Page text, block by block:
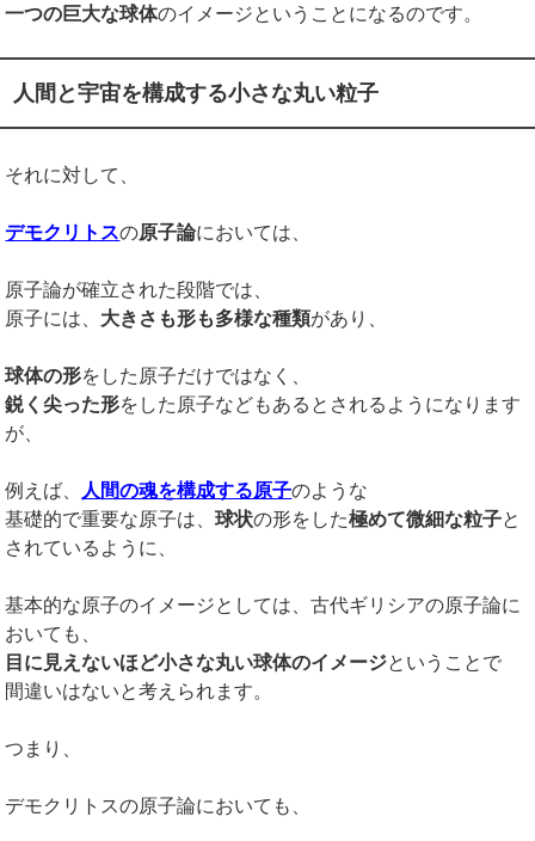
一つの巨大な球体のイメージということになるのです。
人間と宇宙を構成する小さな丸い粒子
それに対して、
デモクリトスの原子論においては、
原子論が確立された段階では、
原子には、 大きさも形も多様な種類があり、
球体の形をした原子だけではなく、
鋭く尖った形をした原子などもあるとされるようになります
が、
例えば、 人間の魂を構成する原子のような
基礎的で重要な原子は、球状の形をした極めて微細な粒子と
されているように、
基本的な原子のイメージとしては、古代ギリシアの原子論に
おいても、
目に見えないほど小さな丸い球体のイメージということで
間違いはないと考えられます。
つまり、
デモクリトスの原子論においても、